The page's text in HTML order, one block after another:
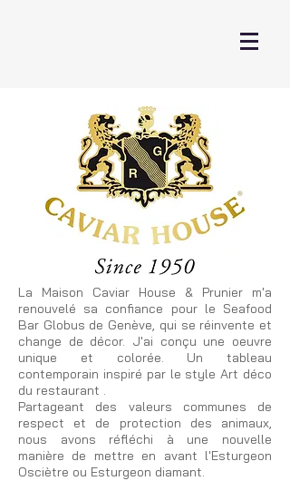
La Maison Caviar House & Prunier m'a
renouvelé sa confiance pour le Seafood
Bar Globus de Genève, qui se réinvente et
change de décor. J'ai conçu une oeuvre
unique et colorée. Un tableau
contemporain inspiré par le style Art déco
du restaurant .
Partageant des valeurs communes de
respect et de protection des animaux,
nous avons réfléchi à une nouvelle
manière de mettre en avant l'Esturgeon
Osciètre ou Esturgeon diamant.